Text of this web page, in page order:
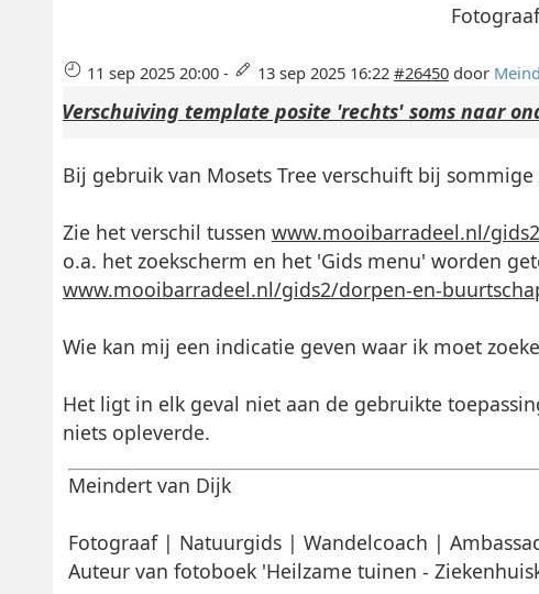
11 sep 2025 20:00- 13 sep 2025 16:22 #26450 door
Verschuiving template posite 'rechts' soms naar
Bij gebruik van Mosets Tree verschuift bij
Zie het verschil tussen www.mooibarradeel.nl/
o.a. het zoekscherm en het 'Gids menu' worden
www.mooibarradeel.nl/gids2/dorpen-en-
Wie kan mij een indicatie geven waar ik moet
Het ligt in elk geval niet aan de gebruikte
niets opleverde.
Meindert van Dijk
Fotograaf | Natuurgids | Wandelcoach |
Auteur van fotoboek 'Heilzame tuinen -